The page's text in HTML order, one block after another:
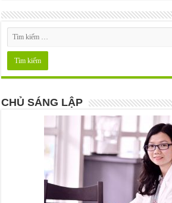
CHỦ SÁNG LẬP